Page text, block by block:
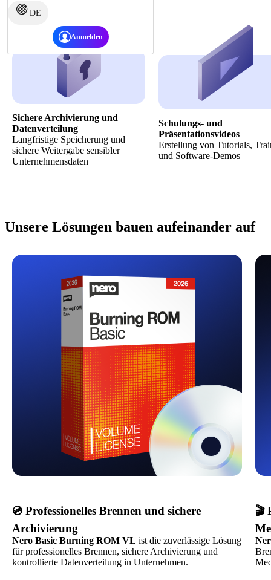
DE
Sichere Archivierung und
Datenverteilung
Langfristige Speicherung und
sichere Weitergabe sensibler
Unternehmensdaten
Schulungs- und
Präsentationsvideos
Erstellung von Tutorials,
und Software-Demos
Unsere Lösungen bauen aufeinander auf
💿 Professionelles Brennen und sichere
Archivierung
Nero Basic Burning ROM VL ist die zuverlässige Lösung
für professionelles Brennen, sichere Archivierung und
kontrollierte Datenverteilung in Unternehmen.
🎬